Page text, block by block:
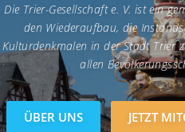
PROJEKTE VORSTAND
Die Trier-Gesellschaft e. V. ist ein
den Wiederaufbau, die
Kulturdenkmalen in der Stadt Trier
allen
ÜBER UNS JETZT